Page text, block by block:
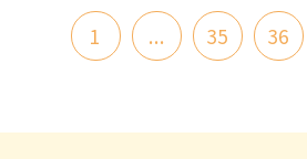
1 ... 35 36